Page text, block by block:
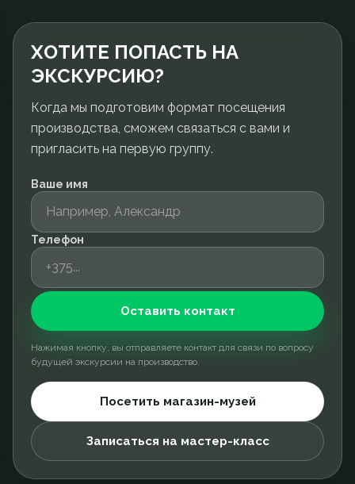
ХОТИТЕ ПОПАСТЬ НА
ЭКСКУРСИЮ?
Когда мы подготовим формат посещения
производства, сможем связаться с вами и
пригласить на первую группу.
Ваше имя
Телефон
Оставить контакт
Нажимая кнопку, вы отправляете контакт для связи по вопросу
будущей экскурсии на производство.
Посетить магазин-музей
Записаться на мастер-класс